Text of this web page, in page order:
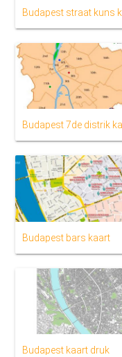
Budapest straat kuns
Budapest 7de distrik
Budapest bars kaart
Budapest kaart druk